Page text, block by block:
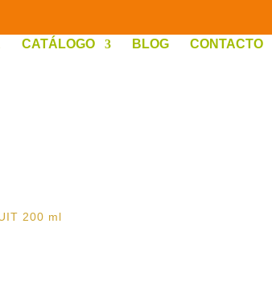
CATÁLOGO BLOG CONTACTO
200 ml